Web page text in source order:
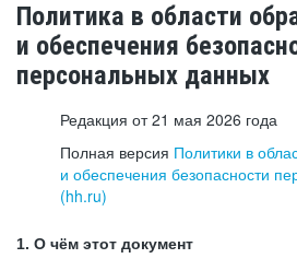
Политика в области
и обеспечения
персональных данных
Редакция от 21 мая 2026 года
Полная версия Политики в
и обеспечения безопасности
(hh.ru)
1. О чём этот документ